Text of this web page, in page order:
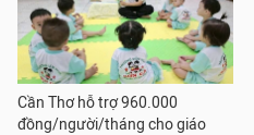
Cần Thơ hỗ trợ 960.000
đồng/người/tháng cho giáo